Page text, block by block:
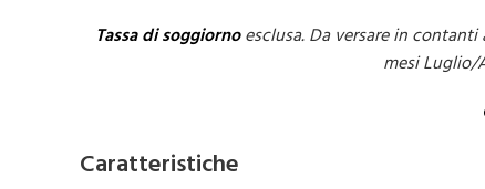
Tassa di soggiornoesclusa. Da versare in
mesi Luglio/
Caratteristiche